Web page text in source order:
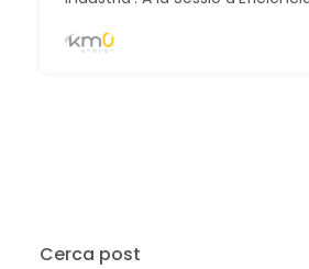
Cerca post